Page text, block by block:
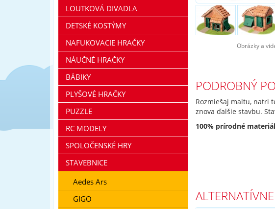
Obrázky a
PODROBNÝ
Rozmiešaj maltu, natri
znova ďalšie stavbu.
100% prírodné
LOUTKOVÁ DIVADLA
DETSKÉ KOSTÝMY
NAFUKOVACIE HRAČKY
NÁUČNÉ HRAČKY
BÁBIKY
PLYŠOVÉ HRAČKY
PUZZLE
RC MODELY
SPOLOČENSKÉ HRY
STAVEBNICE
Aedes Ars
GIGO